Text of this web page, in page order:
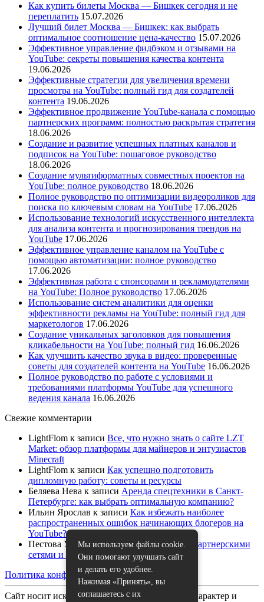
Как купить билеты Москва — Бишкек сегодня и не
переплатить 15.07.2026
Лучший билет Москва — Бишкек: как выбрать
оптимальное соотношение цена-качество 15.07.2026
Эффективное управление фидбэком и отзывами на
YouTube: секреты повышения качества контента
19.06.2026
Эффективные стратегии для увеличения времени
просмотра на YouTube: полный гид для создателей
контента 19.06.2026
Эффективное продвижение YouTube-канала с помощью
партнерских программ: полностью раскрытая стратегия
18.06.2026
Создание и развитие успешных платных каналов и
подписок на YouTube: пошаговое руководство
18.06.2026
Создание мультиформатных совместных проектов на
YouTube: полное руководство 18.06.2026
Полное руководство по оптимизации видеороликов для
поиска по ключевым словам на YouTube 17.06.2026
Использование технологий искусственного интеллекта
для анализа контента и прогнозирования трендов на
YouTube 17.06.2026
Эффективное управление каналом на YouTube с
помощью автоматизации: полное руководство
17.06.2026
Эффективная работа с спонсорами и рекламодателями
на YouTube: Полное руководство 17.06.2026
Использование систем аналитики для оценки
эффективности рекламы на YouTube: полный гид для
маркетологов 17.06.2026
Создание уникальных заголовков для повышения
кликабельности на YouTube: полный гид 16.06.2026
Как улучшить качество звука в видео: проверенные
советы для создателей контента на YouTube 16.06.2026
Полное руководство по работе с условиями и
требованиями платформы YouTube для успешного
ведения канала 16.06.2026
Свежие комментарии
LightFlom к записи Все, что нужно знать о сайте LZT
Market: обзор платформы для майнеров и энтузиастов
Minecraft
LightFlom к записи Как успешно подготовить
дипломную работу: советы и ресурсы
Беляева Нева к записи Аренда спецтехники в Санкт-
Петербурге: как выбрать оптимальную компанию?
Ильин Ярослав к записи Как избежать наиболее
распространенных ошибок начинающих блогеров на
YouTube?
Пестова Устина к записиКак работать с партнерскими
сетями и спонсорами на YouTube
Политика конфиденциальности|Карта сайта
Сайт носит исключительно информационный характер и
Мы используем файлы cookie.
Они помогают улучшать сайт
и делать его удобнее.
Нажимая «Принять», вы
соглашаетесь с их